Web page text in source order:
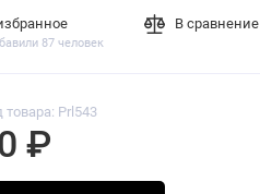
товара: Prl543
₽
87 человек
В сравнение